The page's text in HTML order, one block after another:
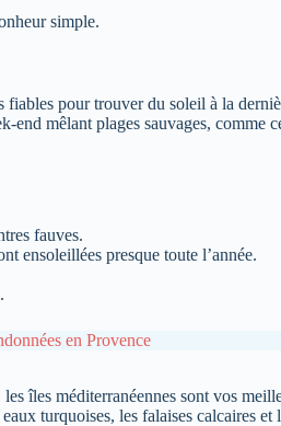
simple.
pour trouver du soleil à la
mêlant plages sauvages, comme
fauves.
ensoleillées presque toute l’année.
en Provence
îles méditerranéennes sont vos
turquoises, les falaises calcaires